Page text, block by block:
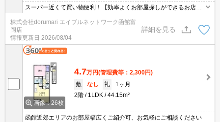
スーパー近くて買い物便利！【効率よくお部屋探しができるお店】
同じお部屋がいくつも出てきて探すのが大変。。そんな時は「窓口
を一つにして」エイブルNW函館富岡店へお任せください！どのお
部屋でもご紹介、ご案内させていただきます。オンライン内見も可
能です！
株式会社dorumari エイブルネットワーク函館富
岡店
情報更新日 2026/08/04
詳細を見る
画像：26枚
4.7万円(管理費等：2,300円)
敷
なし 礼
1ヶ月
2階
1LDK 44.15m²
函館近郊エリアのお部屋幅広くご紹介可、お気軽にご相談ください